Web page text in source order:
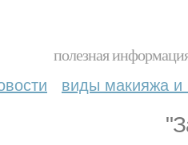
полезная
виды макияжа и